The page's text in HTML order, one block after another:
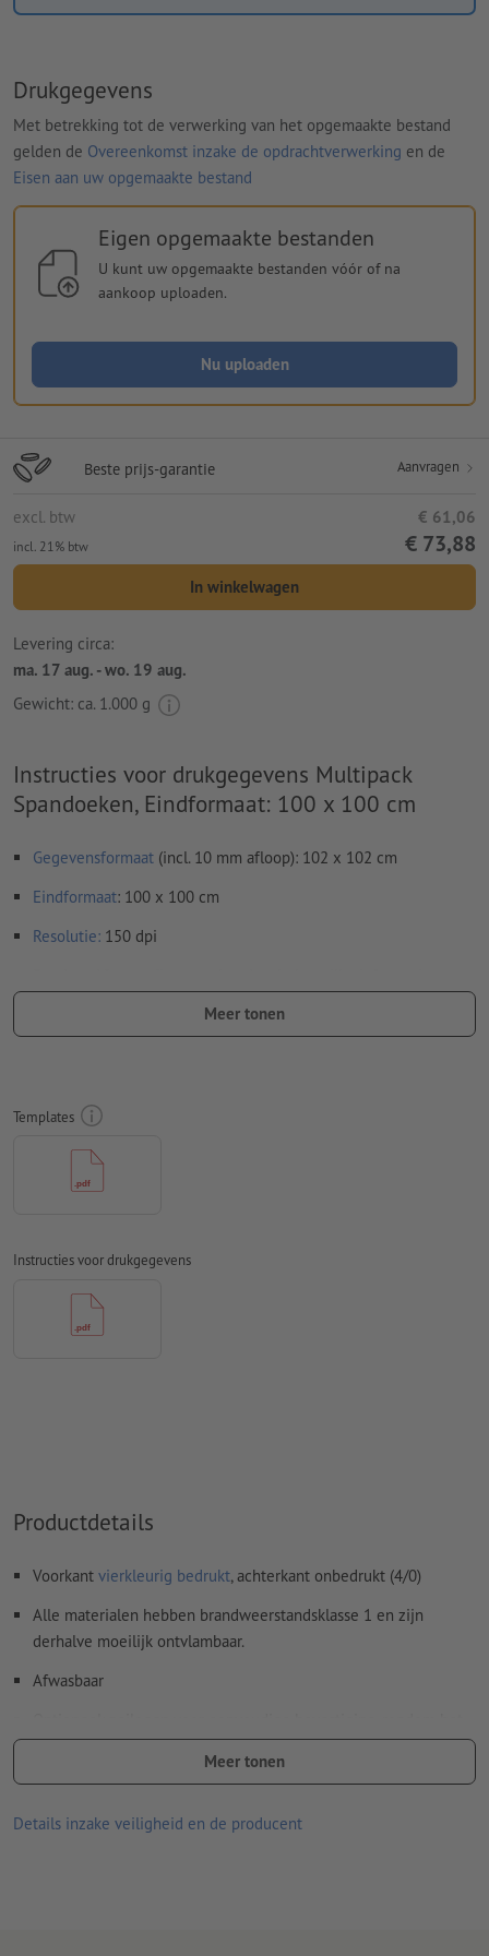
Drukgegevens
Met betrekking tot de verwerking van het opgemaakte bestand
gelden de Overeenkomst inzake de opdrachtverwerking en de
Eisen aan uw opgemaakte bestand
Eigen opgemaakte bestanden
U kunt uw opgemaakte bestanden vóór of na
aankoop uploaden.
Nu uploaden
Beste prijs-garantie Aanvragen
excl. btw € 61,06
incl. 21% btw € 73,88
In winkelwagen
Levering circa:
ma. 17 aug. - wo. 19 aug.
Gewicht: ca. 1.000 g
Instructies voor drukgegevens Multipack
Spandoeken, Eindformaat: 100 x 100 cm
Gegevensformaat (incl. 10 mm afloop): 102 x 102 cm
Eindformaat: 100 x 100 cm
Resolutie: 150 dpi
Lettertypesmoeten volledig worden ingesloten of omgezet
Kleurmodus:
Spel- en zetfouten
Overdrukinstellingen
Inhoud vanformuliervelden
Hoe maak ik afdrukgegevens correct?
Meer tonen
Templates
Instructies voor drukgegevens
Productdetails
Voorkant vierkleurig bedrukt, achterkant onbedrukt (4/0)
Alle materialen hebben brandweerstandsklasse 1 en zijn
derhalve moeilijk ontvlambaar.
Afwasbaar
doek op een onderlinge afstand van ca 50 cm.
Zeilogen worden volgens leesrichting verwerkt
Optionele extra artikelen: Montagemateriaal
Meer tonen
Details inzake veiligheid en de producent